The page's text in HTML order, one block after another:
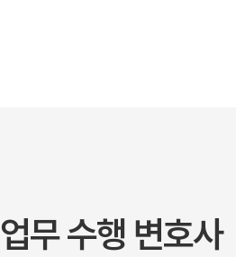
업무 수행 변호사